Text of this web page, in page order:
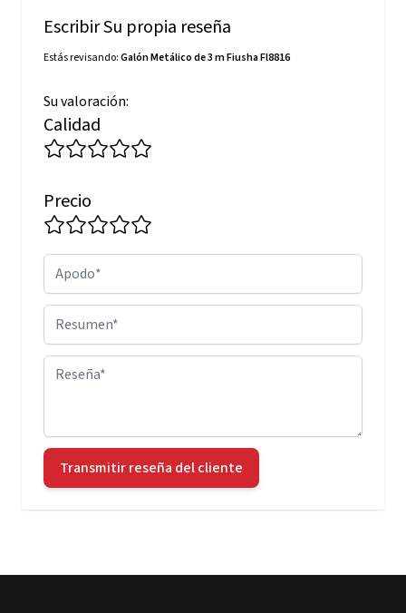
Escribir Su propia reseña
Estás revisando:Galón Metálico de 3 m Fiusha Fl8816
Su valoración:
Calidad
Precio
Apodo
Resumen
Reseña
Transmitir reseña del cliente